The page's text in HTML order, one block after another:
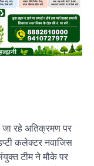
जा रहे अतिक्रमण पर
कलेक्टर नवाजिस
टीम ने मौके पर